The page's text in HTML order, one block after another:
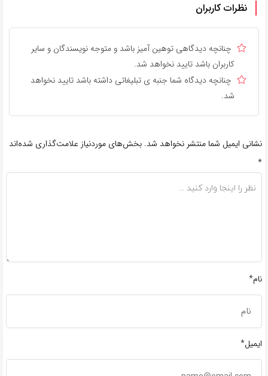
نظرات کاربران
چنانچه دیدگاهی توهین آمیز باشد و متوجه نویسندگان و سایر
کاربران باشد تایید نخواهد شد.
چنانچه دیدگاه شما جنبه ی تبلیغاتی داشته باشد تایید نخواهد
شد.
نشانی ایمیل شما منتشر نخواهد شد. بخش‌های موردنیاز علامت‌گذاری شده‌اند
*
نام*
ایمیل*